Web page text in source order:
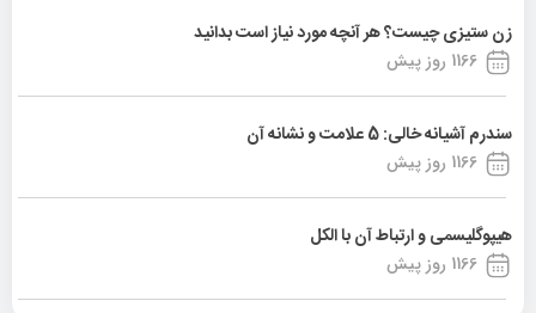
زن ستیزی چیست؟ هر آنچه مورد نیاز است بدانید
1166 روز پیش
سندرم آشیانه خالی: 5 علامت و نشانه آن
1166 روز پیش
هیپوگلیسمی و ارتباط آن با الکل
1166 روز پیش